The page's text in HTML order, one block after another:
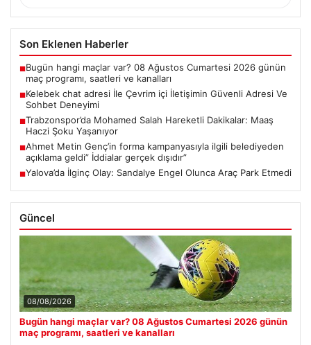
Son Eklenen Haberler
■Bugün hangi maçlar var? 08 Ağustos Cumartesi 2026 günün
maç programı, saatleri ve kanalları
■Kelebek chat adresi İle Çevrim içi İletişimin Güvenli Adresi Ve
Sohbet Deneyimi
■Trabzonspor’da Mohamed Salah Hareketli Dakikalar: Maaş
Haczi Şoku Yaşanıyor
■Ahmet Metin Genç’in forma kampanyasıyla ilgili belediyeden
açıklama geldi” İddialar gerçek dışıdır”
■Yalova’da İlginç Olay: Sandalye Engel Olunca Araç Park Etmedi
Güncel
08/08/2026
Bugün hangi maçlar var? 08 Ağustos Cumartesi 2026 günün
maç programı, saatleri ve kanalları